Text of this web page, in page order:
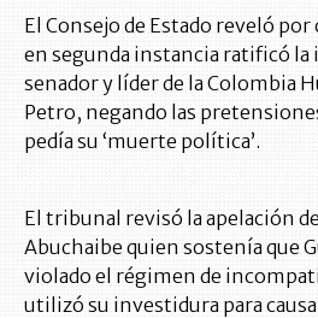
El Consejo de Estado reveló
en segunda instancia ratificó la
senador y líder de la Colombia
Petro, negando las
pedía su ‘muerte política’.
El tribunal revisó la apelación de
Abuchaibe quien sostenía que
violado el régimen de
utilizó su investidura para